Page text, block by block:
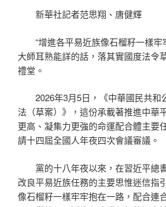
新華社記者范思翔、唐健輝
“增進各平易近族像石榴籽一樣
大師耳熟能詳的話，落其實國度法令
禮堂。
2026年3月5日，《中華國民共和
法（草案）》，這份承載著推進中華
更高、凝集力更強的命運配合體主要
請十四屆全國人年夜四次會議審議。
黨的十八年夜以來，在習近平總
改良平易近族任務的主要思惟迷信指
像石榴籽一樣牢牢抱在一路，配合連